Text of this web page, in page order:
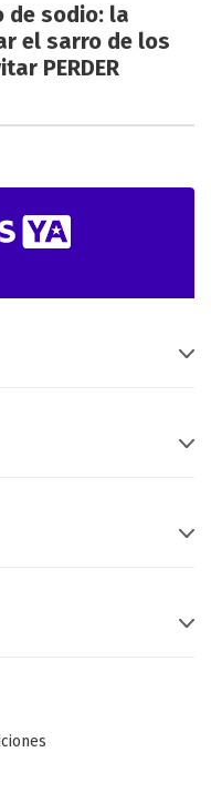
de sodio: la
el sarro de los
PERDER